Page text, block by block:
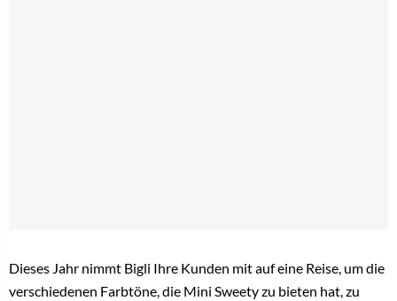
Dieses Jahr nimmt Bigli Ihre Kunden mit auf eine Reise, um die
verschiedenen Farbtöne, die Mini Sweety zu bieten hat, zu